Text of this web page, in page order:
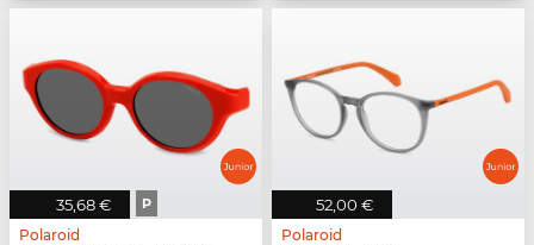
35,68 € P
Polaroid
52,00 €
Polaroid